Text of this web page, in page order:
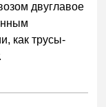
двуглавое
как трусы-